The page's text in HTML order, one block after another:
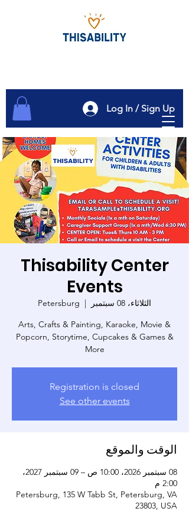
Log In / Sign Up
Thisability Center
Events
الثلاثاء، 08 سبتمبر
  |
Petersburg
Arts, Crafts & Painting, Karaoke, Movie &
Popcorn, Storytime, Cupcakes & Games &
More
Registration is closed
See other events
الوقت والموقع
08 سبتمبر 2026، 10:00 ص – 09 سبتمبر 2027،
2:00 م
Petersburg, 135 W Tabb St, Petersburg, VA
23803, USA